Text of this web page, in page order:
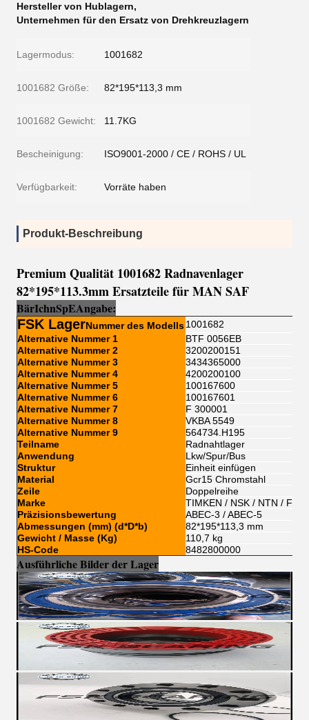
Hersteller von Hublagern,
Unternehmen für den Ersatz von Drehkreuzlagern
Lagermodus: 1001682
1001682 Größe: 82*195*113,3 mm
1001682 Gewicht: 11.7KG
Bescheinigung: ISO9001-2000 / CE / ROHS / UL
Verfügbarkeit: Vorräte haben
Produkt-Beschreibung
Premium Qualität 1001682 Radnavenlager
82*195*113.3mm Ersatzteile für MAN SAF
BärIchnSpEAngabe:
FSK LagerNummer des Modells1001682
Alternative Nummer 1
BTF 0056EB
Alternative Nummer 2
3200200151
Alternative Nummer 3
3434365000
Alternative Nummer 4
4200200100
Alternative Nummer 5
100167600
Alternative Nummer 6
100167601
Alternative Nummer 7
F 300001
Alternative Nummer 8
VKBA 5549
Alternative Nummer 9
564734.H195
Teilname
Radnahtlager
Anwendung
Lkw/Spur/Bus
Struktur
Einheit einfügen
Material
Gcr15 Chromstahl
Zeile
Doppelreihe
Marke
TIMKEN / NSK / NTN /
Präzisionsbewertung
ABEC-3 / ABEC-5
Abmessungen (mm) (d*D*b)
82*195*113,3 mm
Gewicht / Masse (Kg)
110,7 kg
HS-Code
8482800000
Ausführliche Bilder der Lager